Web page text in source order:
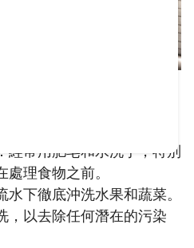
：經常用肥皂和水洗手，特別
理食物之前。
水下徹底沖洗水果和蔬菜。
，以去除任何潛在的污染